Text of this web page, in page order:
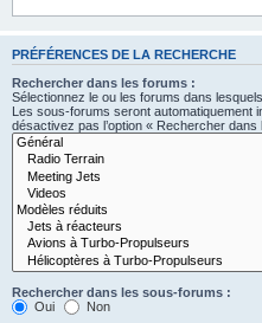
PRÉFÉRENCES DE LA RECHERCHE
Rechercher dans les forums :
Sélectionnez le ou les forums dans
Les sous-forums seront
désactivez pas l’option « Rechercher
Rechercher dans les sous-forums :
Oui
Non